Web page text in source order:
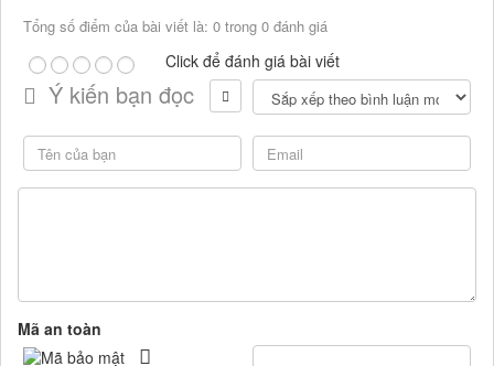
Tổng số điểm của bài viết là: 0 trong 0 đánh giá
Click để đánh giá bài viết
Ý kiến bạn đọc
Mã an toàn